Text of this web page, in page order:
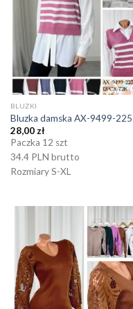
BLUZKI
Bluzka damska AX-9499-225
28,00 zł
Paczka 12 szt
34.4 PLN brutto
Rozmiary S-XL